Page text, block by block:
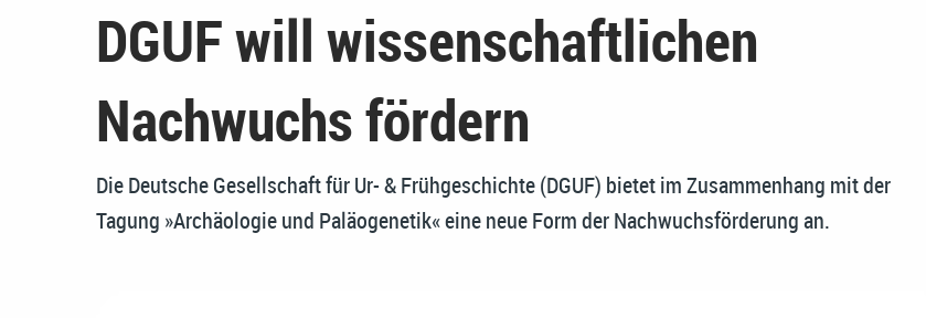
DGUF will wissenschaftlichen
Nachwuchs fördern
Die Deutsche Gesellschaft für Ur- & Frühgeschichte (DGUF) bietet im Zusammenhang mit der
Tagung »Archäologie und Paläogenetik« eine neue Form der Nachwuchsförderung an.